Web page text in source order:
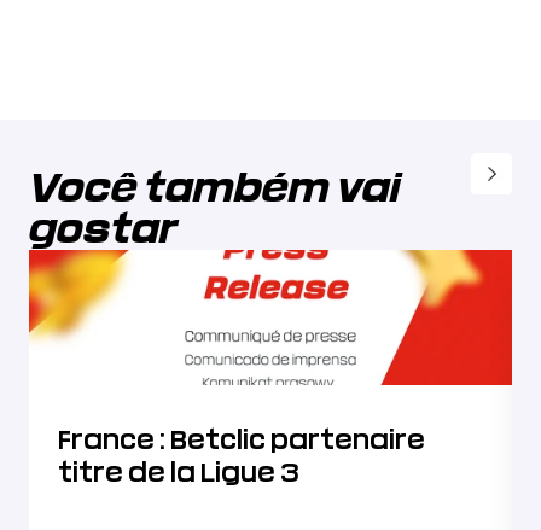
Você também vai
gostar
France : Betclic partenaire
titre de la Ligue 3